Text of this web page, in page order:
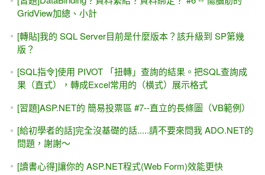
[youtube影片]ASP.NET專題實務(I)，上集第六章DetailsView
& FormView
[UI / UX] 使用者是笨蛋？！
無法開啟登入所要求的資料庫 xxx。登入失敗。 使用者
'XXX\yyyy' 的登入失敗
[團購] ASP.NET專題實務 (VS2017) 上下兩集 1220元含郵
VS 2017上面找不到 .NET 4.7 ?
[線上直播 遠距教學] 9/24週日班, ASP.NET入門實戰 +
ADO.NET進階